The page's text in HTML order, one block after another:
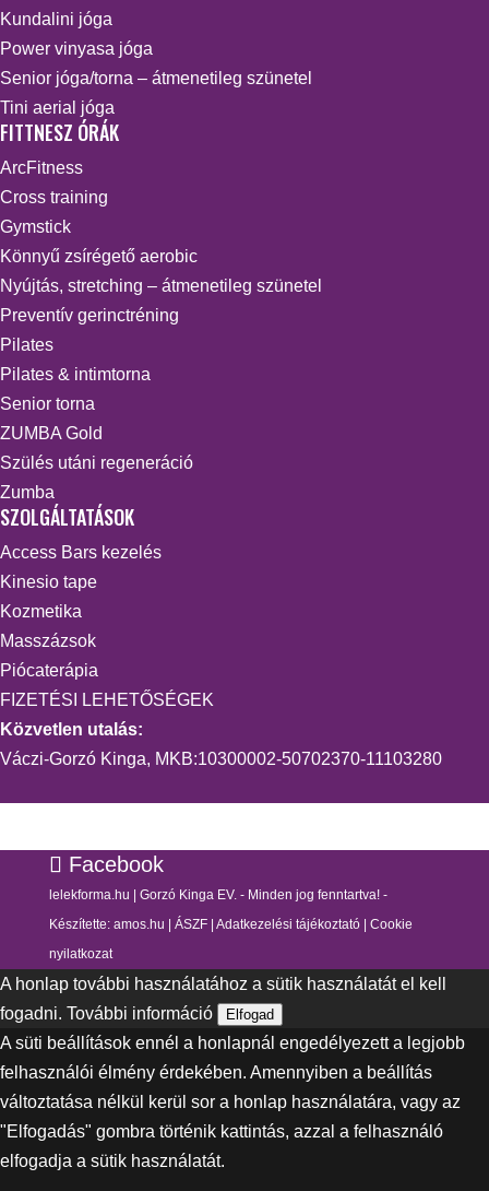
Kundalini jóga
Power vinyasa jóga
Senior jóga/torna – átmenetileg szünetel
Tini aerial jóga
FITTNESZ ÓRÁK
ArcFitness
Cross training
Gymstick
Könnyű zsírégető aerobic
Nyújtás, stretching – átmenetileg szünetel
Preventív gerinctréning
Pilates
Pilates & intimtorna
Senior torna
ZUMBA Gold
Szülés utáni regeneráció
Zumba
SZOLGÁLTATÁSOK
Access Bars kezelés
Kinesio tape
Kozmetika
Masszázsok
Piócaterápia
FIZETÉSI LEHETŐSÉGEK
Közvetlen utalás:
Váczi-Gorzó Kinga, MKB:10300002-50702370-11103280
Facebook
lelekforma.hu | Gorzó Kinga EV. - Minden jog fenntartva! -
Készítette: amos.hu ÁSZF| Adatkezelési tájékoztató| Cookie
nyilatkozat
A honlap további használatához a sütik használatát el kell
fogadni. További információ Elfogad
A süti beállítások ennél a honlapnál engedélyezett a legjobb
felhasználói élmény érdekében. Amennyiben a beállítás
változtatása nélkül kerül sor a honlap használatára, vagy az
"Elfogadás" gombra történik kattintás, azzal a felhasználó
elfogadja a sütik használatát.